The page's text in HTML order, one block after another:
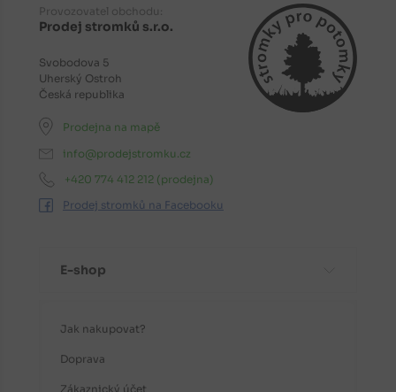
Provozovatel obchodu:
Prodej stromků s.r.o.
Svobodova 5
Uherský Ostroh
Česká republika
Prodejna na mapě
info@prodejstromku.cz
+420 774 412 212 (prodejna)
Prodej stromků na Facebooku
E-shop
Jak nakupovat?
Doprava
Zákaznický účet